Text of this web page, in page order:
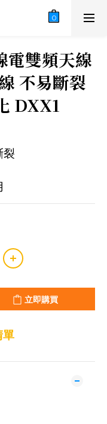
雙頻天線
不易斷裂
DXX1
裂
立即購買
單